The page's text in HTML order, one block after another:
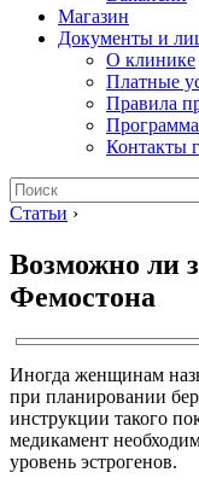
Магазин
Документы и
О клинике
Платные
Правила
Программа
Контакты
Статьи ›
Возможно ли
Фемостона
Иногда женщинам
при планировании
инструкции такого
медикамент
уровень эстрогенов.